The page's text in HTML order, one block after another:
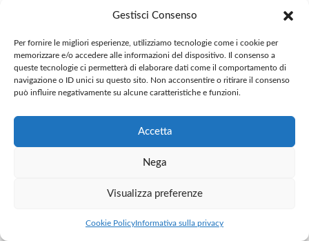
Gestisci Consenso
Per fornire le migliori esperienze, utilizziamo tecnologie come i cookie per
memorizzare e/o accedere alle informazioni del dispositivo. Il consenso a
queste tecnologie ci permetterà di elaborare dati come il comportamento di
navigazione o ID unici su questo sito. Non acconsentire o ritirare il consenso
può influire negativamente su alcune caratteristiche e funzioni.
Accetta
Nega
Visualizza preferenze
Cookie PolicyInformativa sulla privacy
Informativa o il modo con cui trattiamo le vostre
informazioni personali o se volete che apportiamo correzioni
alle vostre informazioni personali, vi preghiamo di contattarci
all’indirizzo privacy@bluedi.com
Le nostre informazioni di contatto sono:
Email: info@bluedi.com / privacy@bluedi.com